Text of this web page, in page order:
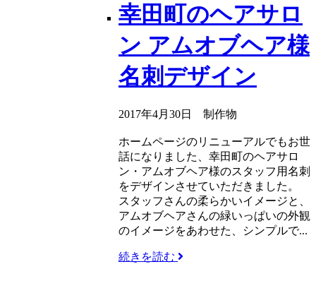
幸田町のヘアサロ
ン アムオブヘア様
名刺デザイン
2017年4月30日 制作物
ホームページのリニューアルでもお世
話になりました、幸田町のヘアサロ
ン・アムオブヘア様のスタッフ用名刺
をデザインさせていただきました。
スタッフさんの柔らかいイメージと、
アムオブヘアさんの緑いっぱいの外観
のイメージをあわせた、シンプルで...
続きを読む